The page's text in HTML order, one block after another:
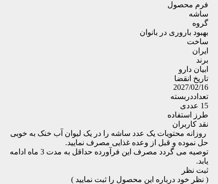
فرم محصول
ساشه
گروه
بهبود باروری در بانوان
ساخت
ایران
برند
ابیان دارو
تاریخ انقضا
2027/02/16
تعداددربسته
15 عددی
طرز استفاده
نقد کاربران
روزانه محتویات یک عدد ساشه را در یک لیوان آب خنک به خوبی
حل نموده و قبل از وعده غذایی مصرف نمایید.
توصیه می‌ گردد مصرف این فرآورده حداقل به مدت 3 ماه ادامه
یابد.
ثبت نظر
( نظر خود درباره این محصول را ثبت نمایید )